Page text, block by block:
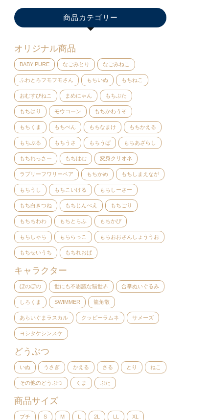
商品カテゴリー
オリジナル商品
BABY PURE なごみとり なごみねこ
ふわとろフモフモさん もちいぬ もちねこ
おむすびねこ まめにゃん もちぶた
もちはり モウコーン もちかわうそ
もちくま もちぺん もちなまけ もちかえる
もちぶる もちうさ もちうぱ もちあざらし
もちれっさー もちはむ 変身クリオネ
ラブリーフワリーベア もちかめ もちしまえなが
もちうし もちこいける もちしーさー
もち白きつね もちじんべえ もちごり
もちちわわ もちとらふ もちかぴ
もちしゃち もちらっこ もちおおさんしょううお
もちせいうち もちれおぱ
キャラクター
ぼのぼの 世にも不思議な猫世界 合掌ぬいぐるみ
しろくま SWIMMER 龍角散
あらいぐまラスカル クッピーラムネ サメーズ
ヨシタケシンスケ
どうぶつ
いぬ うさぎ かえる さる とり ねこ
その他のどうぶつ くま ぶた
商品サイズ
プチ S M L 2L LL XL